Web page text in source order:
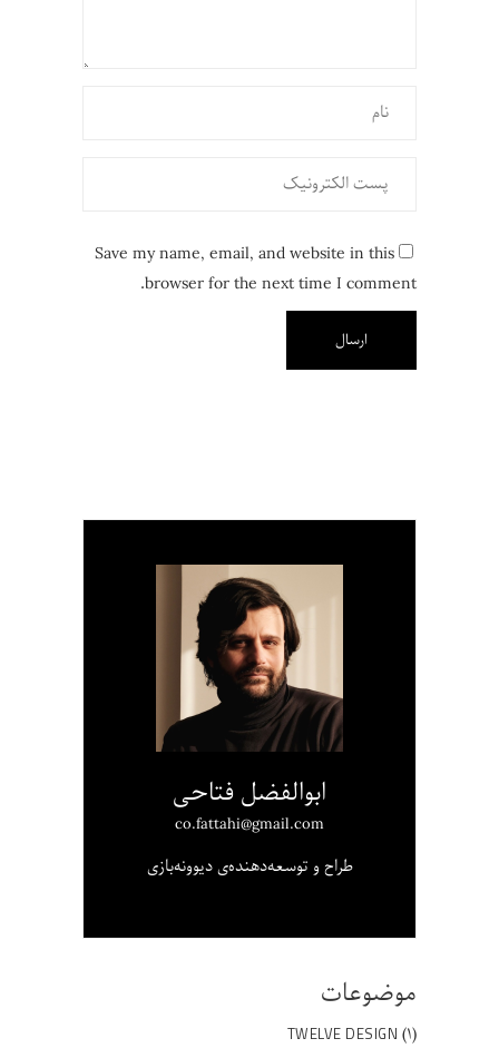
Save my name, email, and website in this
browser for the next time I comment.
ابوالفضل فتاحی
co.fattahi@gmail.com
طراح و توسعه‌دهنده‌ی دیوونه‌بازی
موضوعات
TWELVE DESIGN (۱)